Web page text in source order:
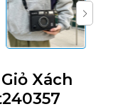
Xách